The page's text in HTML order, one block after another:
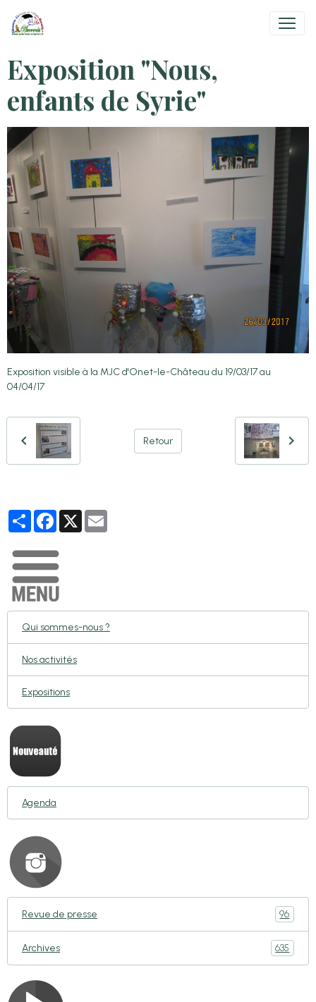
Exposition "Nous,
enfants de Syrie"
Exposition visible à la MJC d'Onet-le-Château du 19/03/17 au
04/04/17
Retour
PartagerFacebook
X
Qui sommes-nous ?
Nos activités
Expositions
Agenda
Revue de presse 96
Archives 635